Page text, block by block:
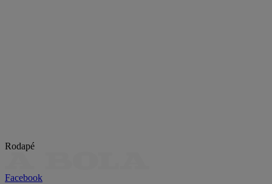
Rodapé
Facebook